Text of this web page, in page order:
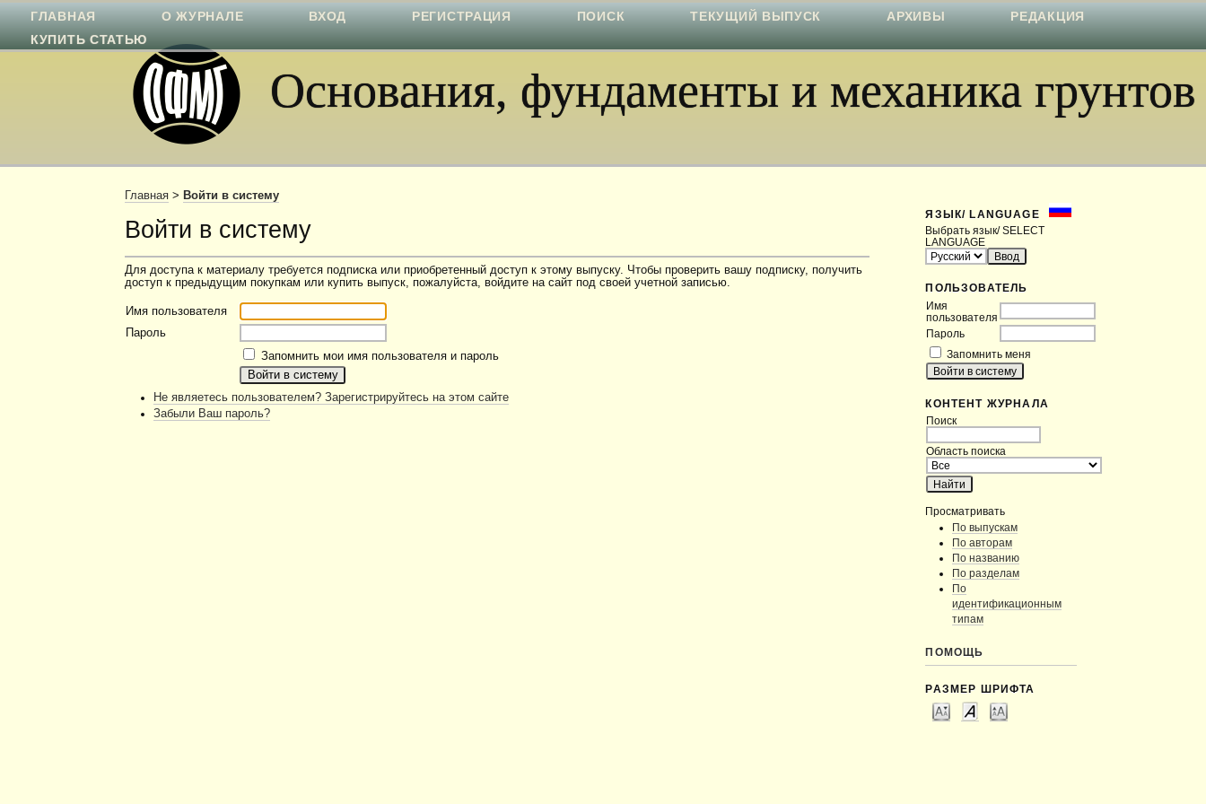
Основания, фундаменты и механика грунтов
ЯЗЫК/ LANGUAGE
Выбрать язык/ SELECT
LANGUAGE
ПОЛЬЗОВАТЕЛЬ
Имя
пользователя
Пароль
Запомнить меня
КОНТЕНТ ЖУРНАЛА
Поиск
Область поиска
Просматривать
По выпускам
По авторам
По названию
По разделам
По
идентификационным
типам
ПОМОЩЬ
РАЗМЕР ШРИФТА
ГЛАВНАЯ О ЖУРНАЛЕ ВХОД РЕГИСТРАЦИЯ ПОИСК ТЕКУЩИЙ ВЫПУСК АРХИВЫ
РЕДАКЦИЯ
КУПИТЬ СТАТЬЮ
Главная > Войти в систему
Войти в систему
Для доступа к материалу требуется подписка или приобретенный доступ к этому выпуску. Чтобы проверить вашу подписку, получить
доступ к предыдущим покупкам или купить выпуск, пожалуйста, войдите на сайт под своей учетной записью.
Имя пользователя
Пароль
Запомнить мои имя пользователя и пароль
Не являетесь пользователем? Зарегистрируйтесь на этом сайте
Забыли Ваш пароль?